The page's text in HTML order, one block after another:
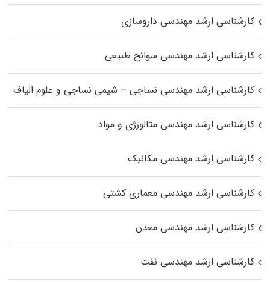
کارشناسی ارشد مهندسی داروسازی
کارشناسی ارشد مهندسی سوانح طبیعی
کارشناسی ارشد مهندسی نساجی – شیمی نساجی و علوم الیاف
کارشناسی ارشد مهندسی متالورژی و مواد
کارشناسی ارشد مهندسی مکانیک
کارشناسی ارشد مهندسی معماری کشتی
کارشناسی ارشد مهندسی معدن
کارشناسی ارشد مهندسی نفت